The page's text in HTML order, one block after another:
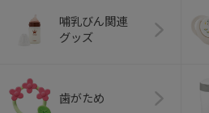
哺乳びん関連
グッズ
歯がため